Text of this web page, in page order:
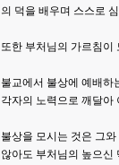
의 덕을 배우며 스스로
또한 부처님의 가르침이
불교에서 불상에 예배하
각자의 노력으로 깨달아
불상을 모시는 것은 그
않아도 부처님의 높으신